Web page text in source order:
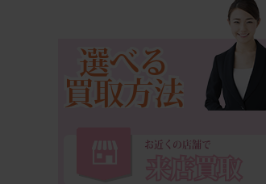
選べる
買取方法
お近くの店舗で